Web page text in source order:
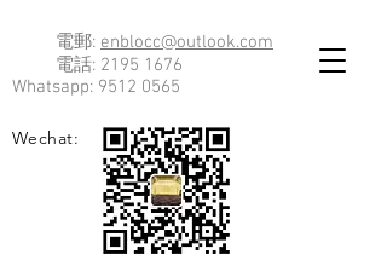
電郵: enblocc@outlook.com
電話: 2195 1676
Whatsapp: 9512 0565
Wechat: